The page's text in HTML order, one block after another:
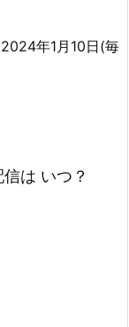
年1月10日(毎
は いつ？